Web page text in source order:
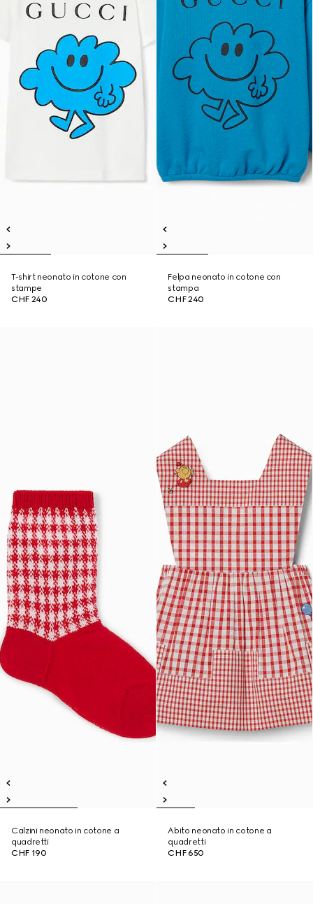
T-shirt neonato in cotone con
stampe
CHF 240
Felpa neonato in cotone con
stampa
CHF 240
Calzini neonato in cotone a
quadretti
CHF 190
Abito neonato in cotone a
quadretti
CHF 650